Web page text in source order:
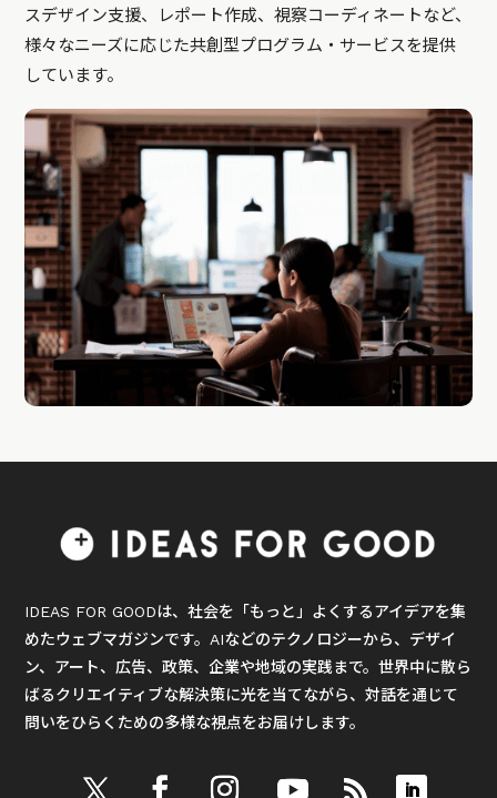
スデザイン支援、レポート作成、視察コーディネートなど、
様々なニーズに応じた共創型プログラム・サービスを提供
しています。
IDEAS FOR GOODは、社会を「もっと」よくするアイデアを集
めたウェブマガジンです。AIなどのテクノロジーから、デザイ
ン、アート、広告、政策、企業や地域の実践まで。世界中に散ら
ばるクリエイティブな解決策に光を当てながら、対話を通じて
問いをひらくための多様な視点をお届けします。